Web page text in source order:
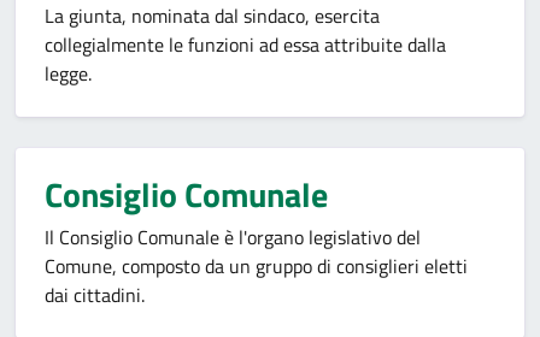
La giunta, nominata dal sindaco, esercita
collegialmente le funzioni ad essa attribuite dalla
legge.
Consiglio Comunale
Il Consiglio Comunale è l'organo legislativo del
Comune, composto da un gruppo di consiglieri eletti
dai cittadini.